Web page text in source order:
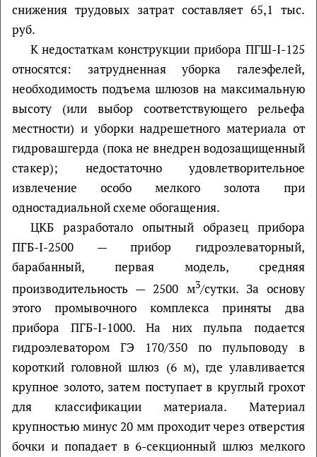
снижения трудовых затрат составляет 65,1 тыс.
руб.
К недостаткам конструкции прибора ПГШ-I-125
относятся: затрудненная уборка галеэфелей,
необходимость подъема шлюзов на максимальную
высоту (или выбор соответствующего рельефа
местности) и уборки надрешетного материала от
гидровашгерда (пока не внедрен водозащищенный
стакер); недостаточно удовлетворительное
извлечение особо мелкого золота при
одностадиальной схеме обогащения.
ЦКБ разработало опытный образец прибора
ПГБ-I-2500 — прибор гидроэлеваторный,
барабанный, первая модель, средняя
производительность — 2500 м3/сутки. За основу
этого промывочного комплекса приняты два
прибора ПГБ-I-1000. На них пульпа подается
гидроэлеватором ГЭ 170/350 по пульповоду в
короткий головной шлюз (6 м), где улавливается
крупное золото, затем поступает в круглый грохот
для классификации материала. Материал
крупностью минус 20 мм проходит через отверстия
бочки и попадает в 6-секционный шлюз мелкого